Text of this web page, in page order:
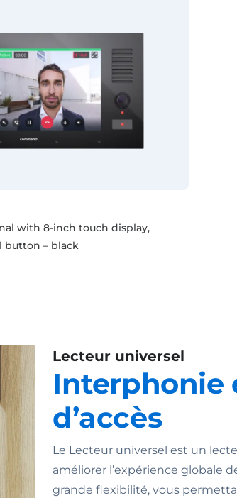
with 8-inch touch display,
button – black
Lecteur universel
Interphonie
d’accès
Le Lecteur universel est un
améliorer l’expérience globale
grande flexibilité, vous